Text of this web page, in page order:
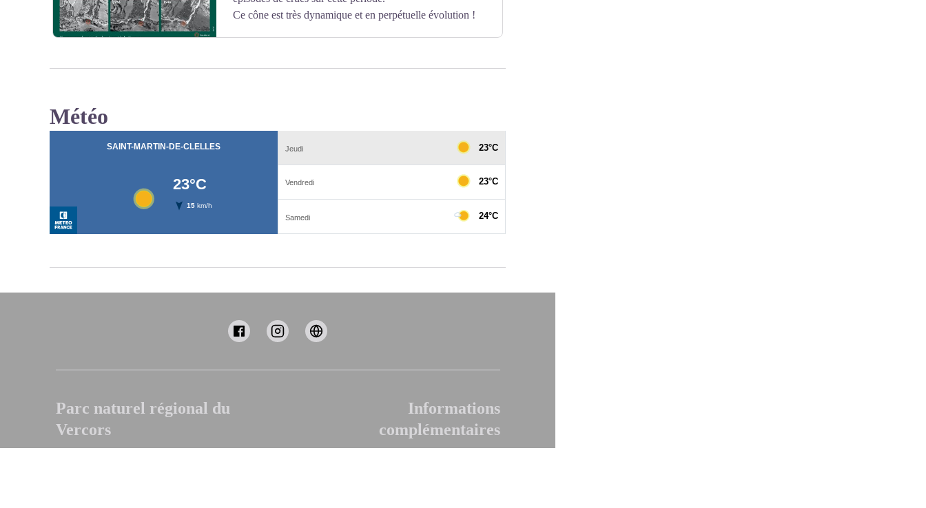
Ce cône est très dynamique et en perpétuelle évolution !
Météo
Parc naturel régional du
Vercors
Informations
complémentaires